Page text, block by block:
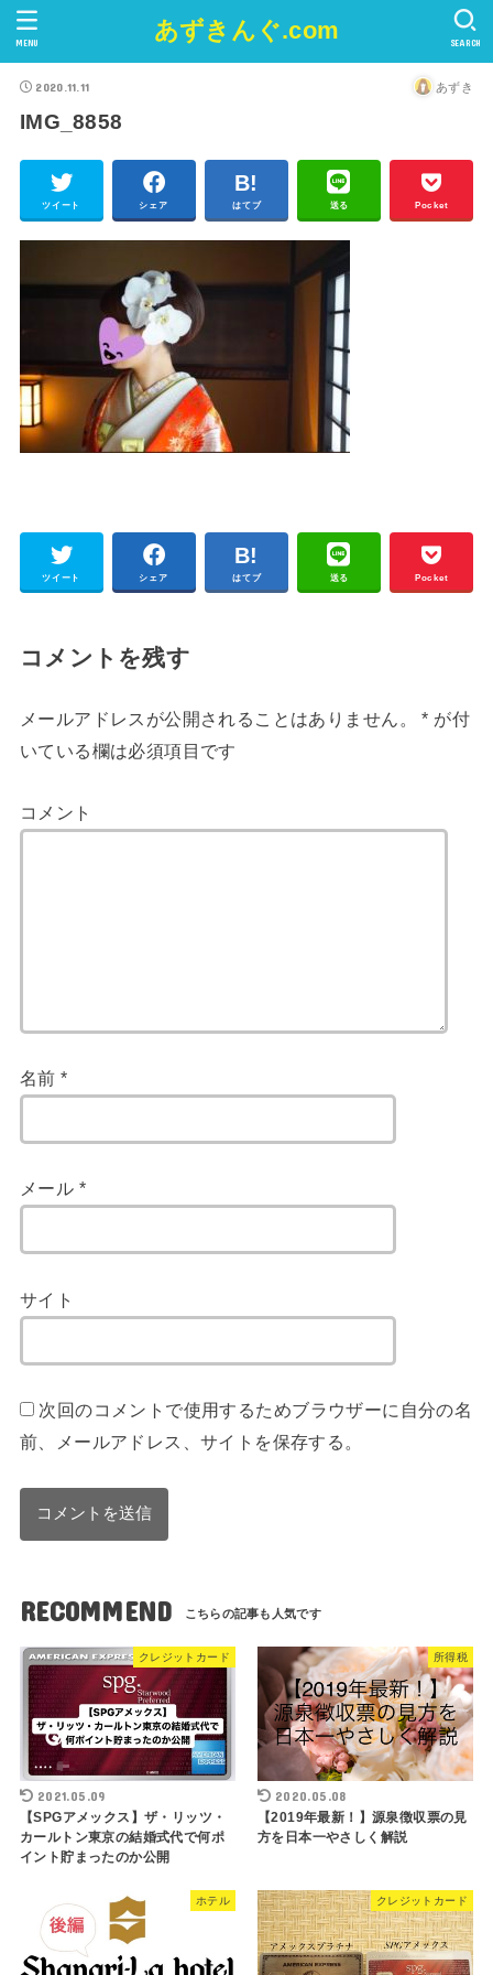
あずきんぐ.com SEARCH
MENU
2020.11.11 あずき
IMG_8858
ツイート シェア はてブ 送る Pocket
ツイート シェア はてブ 送る Pocket
コメントを残す
メールアドレスが公開されることはありません。 * が付
いている欄は必須項目です
コメント
名前*
メール *
サイト
次回のコメントで使用するためブラウザーに自分の名
前、メールアドレス、サイトを保存する。
RECOMMEND
クレジットカード
2021.05.09
【SPGアメックス】ザ・リッツ・
カールトン東京の結婚式代で何ポ
イント貯まったのか公開
所得税
2020.05.08
【2019年最新！】源泉徴収票の見
方を日本一やさしく解説
ホテル クレジットカード